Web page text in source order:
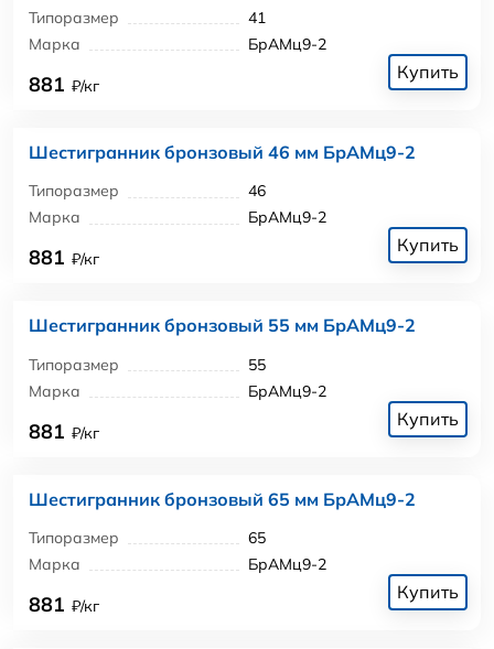
Типоразмер
41
Марка
БрАМц9-2
881 ₽/кг
Купить
Шестигранник бронзовый 46 мм БрАМц9-2
Типоразмер
46
Марка
БрАМц9-2
881 ₽/кг
Купить
Шестигранник бронзовый 55 мм БрАМц9-2
Типоразмер
55
Марка
БрАМц9-2
881 ₽/кг
Купить
Шестигранник бронзовый 65 мм БрАМц9-2
Типоразмер
65
Марка
БрАМц9-2
881 ₽/кг
Купить